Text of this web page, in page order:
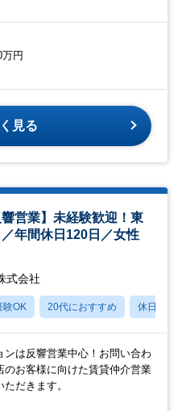
万円
見る
営業】未経験歓迎！東
年間休日120日／女性
式会社
験OK 20代におすすめ 休日120日
ンは反響営業中心！お問い合わ
のお客様に向けた賃貸仲介営業
だきます。